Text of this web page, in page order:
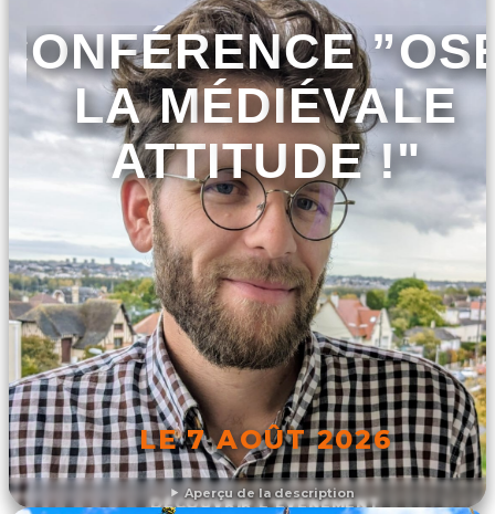
Aperçu de la description
LA MÉDIÉVALE
ATTITUDE !"
LE 7 AOÛT 2026
DÉCOUVRIR L'ÉVÉNEMENT